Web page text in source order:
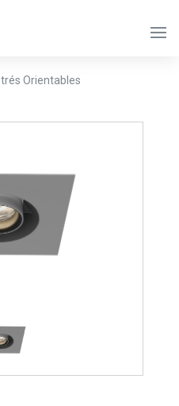
Orientables